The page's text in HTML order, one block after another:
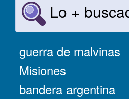
Lo +
guerra de malvinas
Misiones
bandera argentina